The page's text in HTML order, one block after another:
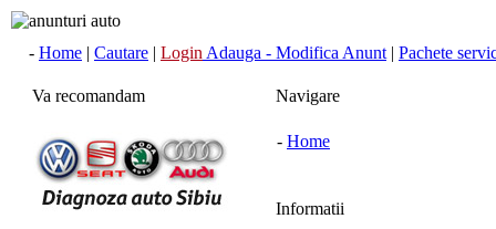
- Home | Cautare | Login Adauga - Modifica Anunt | Pachete
Va recomandam Navigare
- Home
Informatii